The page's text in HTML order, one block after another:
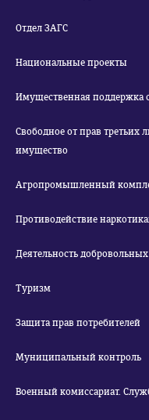
Отдел ЗАГС
Национальные проекты
Имущественная поддержка
Свободное от прав третьих
имущество
Агропромышленный
Противодействие
Деятельность
Туризм
Защита прав потребителей
Муниципальный контроль
Военный комиссариат.